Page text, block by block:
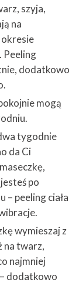
szyja,
na
okresie
Peeling
dodatkowo
mogą
tygodnie
da Ci
po
– peeling ciała
wymieszaj z
na twarz,
najmniej
dodatkowo